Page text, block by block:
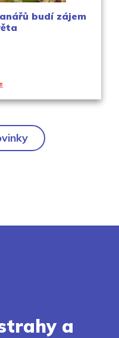
budí zájem
a